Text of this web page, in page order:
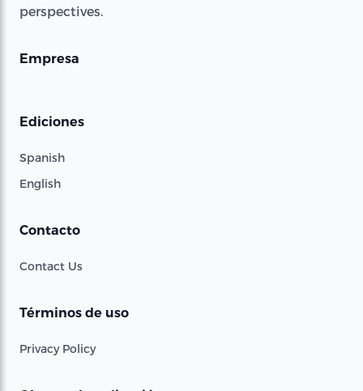
perspectives.
Empresa
Ediciones
Spanish
English
Contacto
Contact Us
Términos de uso
Privacy Policy